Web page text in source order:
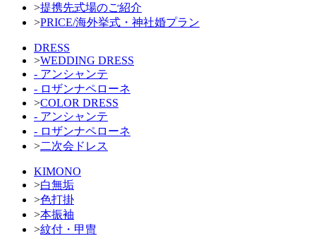
>提携先式場のご紹介
>PRICE/海外挙式・神社婚プラン
DRESS
>WEDDING DRESS
- アンシャンテ
- ロザンナペローネ
>COLOR DRESS
- アンシャンテ
- ロザンナペローネ
>二次会ドレス
KIMONO
>白無垢
>色打掛
>本振袖
>紋付・甲冑